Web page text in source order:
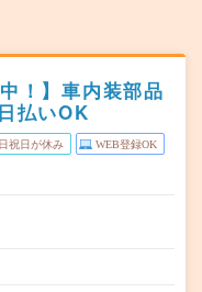
！】車内装部品
払いOK
祝日が休み WEB登録OK